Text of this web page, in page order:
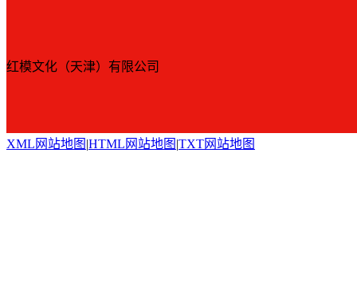
红模文化（天津）有限公司
XML网站地图 |HTML网站地图 |TXT网站地图